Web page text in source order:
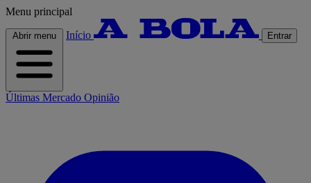
Menu principal
Abrir menu Início Entrar
Últimas Mercado Opinião